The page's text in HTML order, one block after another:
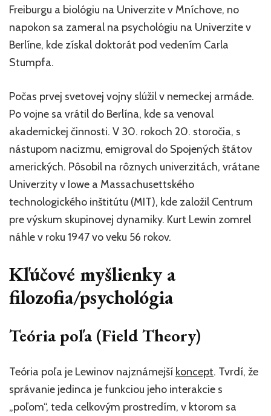
Freiburgu a biológiu na Univerzite v Mníchove, no
napokon sa zameral na psychológiu na Univerzite v
Berlíne, kde získal doktorát pod vedením Carla
Stumpfa.
Počas prvej svetovej vojny slúžil v nemeckej armáde.
Po vojne sa vrátil do Berlína, kde sa venoval
akademickej činnosti. V 30. rokoch 20. storočia, s
nástupom nacizmu, emigroval do Spojených štátov
amerických. Pôsobil na rôznych univerzitách, vrátane
Univerzity v Iowe a Massachusettského
technologického inštitútu (MIT), kde založil Centrum
pre výskum skupinovej dynamiky. Kurt Lewin zomrel
náhle v roku 1947 vo veku 56 rokov.
Kľúčové myšlienky a
filozofia/psychológia
Teória poľa (Field Theory)
Teória poľa je Lewinov najznámejší koncept. Tvrdí, že
správanie jedinca je funkciou jeho interakcie s
„poľom“, teda celkovým prostredím, v ktorom sa